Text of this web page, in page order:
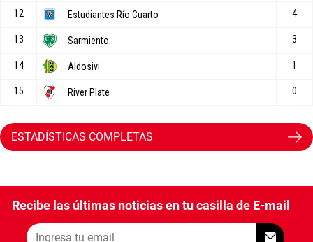
ESTADÍSTICAS COMPLETAS
Recibe las últimas noticias en tu casilla de E-mail